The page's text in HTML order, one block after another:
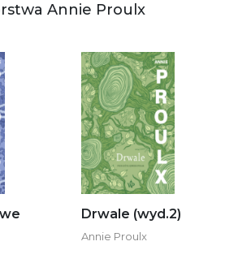
Annie Proulx
Drwale (wyd.2)
Annie Proulx